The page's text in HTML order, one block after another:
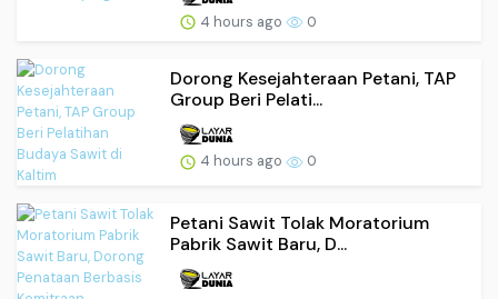
4 hours ago 0
Dorong Kesejahteraan Petani, TAP
Group Beri Pelati...
4 hours ago 0
Petani Sawit Tolak Moratorium
Pabrik Sawit Baru, D...